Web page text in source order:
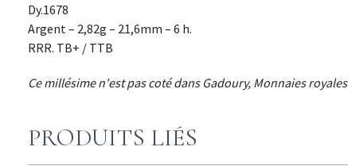
Dy.1678
Argent – 2,82g – 21,6mm – 6 h.
RRR. TB+ / TTB
Ce millésime n'est pas coté dans Gadoury, Monnaies royales
PRODUITS LIÉS